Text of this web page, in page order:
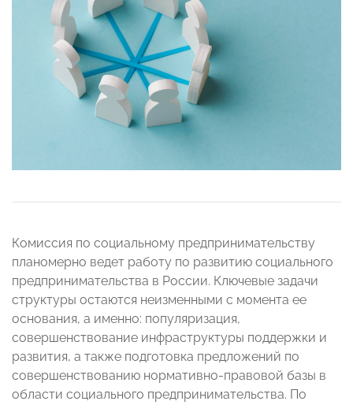
Комиссия по социальному предпринимательству
планомерно ведет работу по развитию социального
предпринимательства в России. Ключевые задачи
структуры остаются неизменными с момента ее
основания, а именно: популяризация,
совершенствование инфраструктуры поддержки и
развития, а также подготовка предложений по
совершенствованию нормативно-правовой базы в
области социального предпринимательства. По